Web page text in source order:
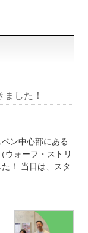
ました！
ン中心部にある
ウォーフ・ストリ
！ 当日は、スタ